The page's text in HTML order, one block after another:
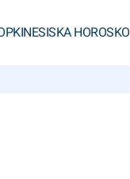
KINESISKA